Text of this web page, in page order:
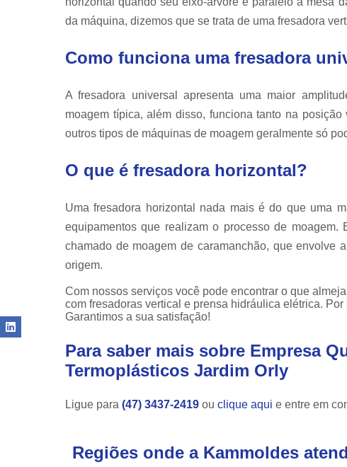
da máquina, dizemos que se trata de uma fresadora
Como funciona uma fresadora
A fresadora universal apresenta uma maior
moagem típica, além disso, funciona tanto na
outros tipos de máquinas de moagem geralmente só
O que é fresadora horizontal?
Uma fresadora horizontal nada mais é do que uma
equipamentos que realizam o processo de
chamado de moagem de caramanchão, que envolve
origem.
Com nossos serviços você pode encontrar o que
com fresadoras vertical e prensa hidráulica elétrica.
Garantimos a sua satisfação!
Para saber mais sobre Empresa
Termoplásticos Jardim Orly
Ligue para (47) 3437-2419 ou clique aqui e entre em
Regiões onde a Kammoldes